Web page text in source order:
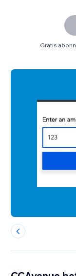
Gratis